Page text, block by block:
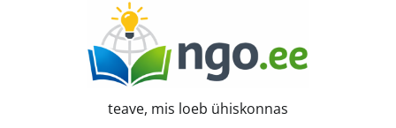
teave, mis loeb ühiskonnas